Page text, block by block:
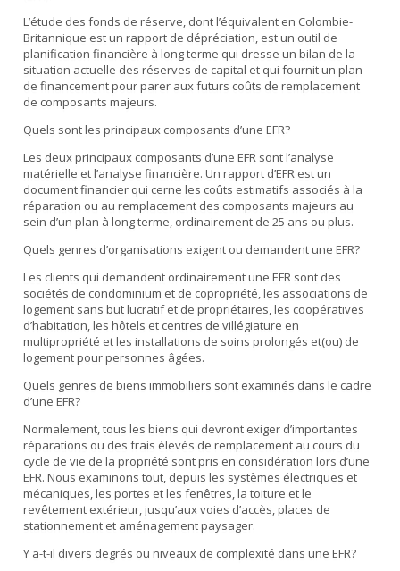
L’étude des fonds de réserve, dont l’équivalent en Colombie-
Britannique est un rapport de dépréciation, est un outil de
planification financière à long terme qui dresse un bilan de la
situation actuelle des réserves de capital et qui fournit un plan
de financement pour parer aux futurs coûts de remplacement
de composants majeurs.
Quels sont les principaux composants d’une EFR?
Les deux principaux composants d’une EFR sont l’analyse
matérielle et l’analyse financière. Un rapport d’EFR est un
document financier qui cerne les coûts estimatifs associés à la
réparation ou au remplacement des composants majeurs au
sein d’un plan à long terme, ordinairement de 25 ans ou plus.
Quels genres d’organisations exigent ou demandent une EFR?
Les clients qui demandent ordinairement une EFR sont des
sociétés de condominium et de copropriété, les associations de
logement sans but lucratif et de propriétaires, les coopératives
d’habitation, les hôtels et centres de villégiature en
multipropriété et les installations de soins prolongés et(ou) de
logement pour personnes âgées.
Quels genres de biens immobiliers sont examinés dans le cadre
d’une EFR?
Normalement, tous les biens qui devront exiger d’importantes
réparations ou des frais élevés de remplacement au cours du
cycle de vie de la propriété sont pris en considération lors d’une
EFR. Nous examinons tout, depuis les systèmes électriques et
mécaniques, les portes et les fenêtres, la toiture et le
revêtement extérieur, jusqu’aux voies d’accès, places de
stationnement et aménagement paysager.
Y a-t-il divers degrés ou niveaux de complexité dans une EFR?